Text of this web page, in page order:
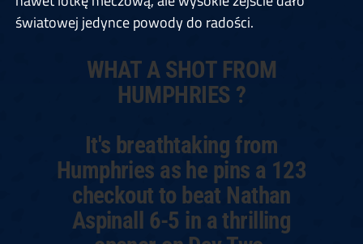
światowej jedynce powody do radości.
WHAT A SHOT FROM
HUMPHRIES ?
It's breathtaking from
Humphries as he pins a 123
checkout to beat Nathan
Aspinall 6-5 in a thrilling